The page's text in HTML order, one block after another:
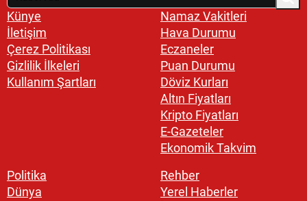
Künye
İletişim
Çerez Politikası
Gizlilik İlkeleri
Kullanım Şartları
Namaz Vakitleri
Hava Durumu
Eczaneler
Puan Durumu
Döviz Kurları
Altın Fiyatları
Kripto Fiyatları
E-Gazeteler
Ekonomik Takvim
Politika
Dünya
Rehber
Yerel Haberler